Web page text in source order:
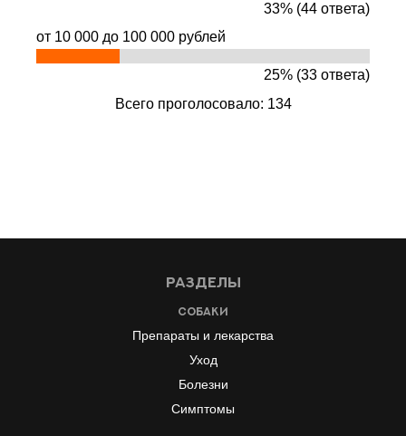
33% (44 ответа)
от 10 000 до 100 000 рублей
25% (33 ответа)
Всего проголосовало: 134
Разделы
Собаки
Препараты и лекарства
Уход
Болезни
Симптомы